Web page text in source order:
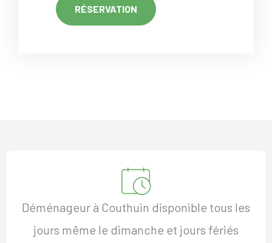
RÉSERVATION
Déménageur à Couthuin disponible tous les
jours même le dimanche et jours fériés